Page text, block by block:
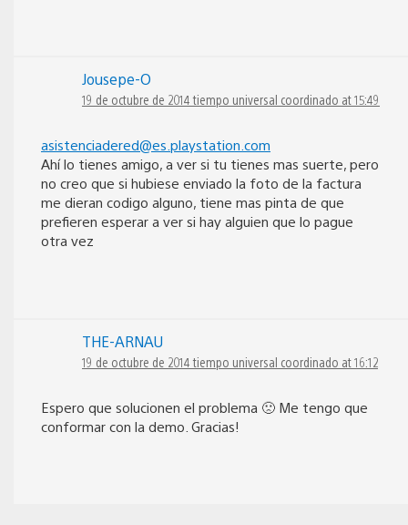
Jousepe-O
19 de octubre de 2014 tiempo universal coordinado at 15:49
asistenciadered@es.playstation.com
Ahí lo tienes amigo, a ver si tu tienes mas suerte, pero
no creo que si hubiese enviado la foto de la factura
me dieran codigo alguno, tiene mas pinta de que
prefieren esperar a ver si hay alguien que lo pague
otra vez
THE-ARNAU
19 de octubre de 2014 tiempo universal coordinado at 16:12
Espero que solucionen el problema 🙁 Me tengo que
conformar con la demo. Gracias!